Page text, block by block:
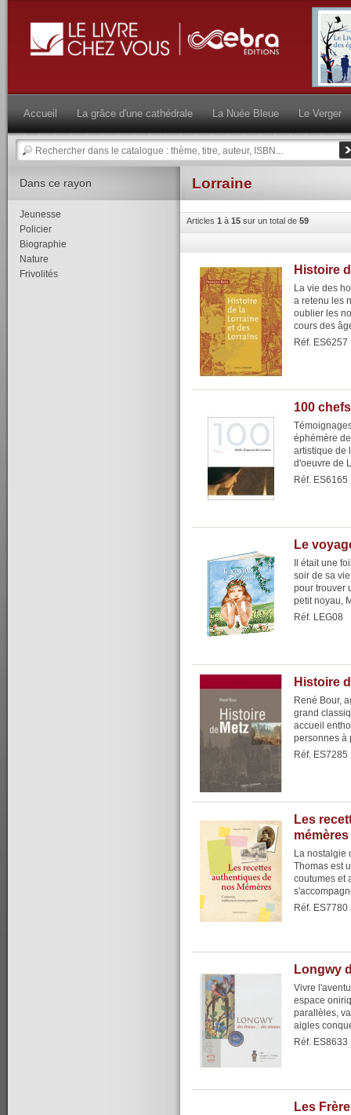
Accueil La grâce d'une cathédrale La Nuée Bleue Le Verger
Lorraine
Articles 1 à 15 sur un total de 59
Histoire
La vie des
a retenu les
oublier les
cours des
Réf. ES6257
100
éphémère
artistique de
d'oeuvre de
Réf. ES6165
Le
Il était une
soir de sa
pour trouver
petit noyau,
Réf. LEG08
Histoire
René Bour,
grand
accueil
personnes à
Réf. ES7285
Les
mémères
La nostalgie
Thomas est
coutumes et
Réf. ES7780
Longwy
Vivre
espace
parallèles,
aigles
Réf. ES8633
Les
Dans ce rayon
Jeunesse
Policier
Biographie
Nature
Frivolités